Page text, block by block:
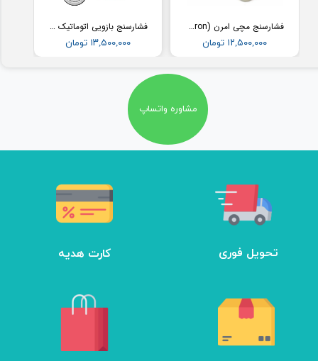
فشارسنج بازویی اتوماتیک با کاف پهن امرن (OMRON) مدل M3
۱۳,۵۰۰,۰۰۰ تومان
فشارسنج مچی امرن (Omron) مدل RS2
۱۲,۵۰۰,۰۰۰ تومان
مشاوره واتساپ
تحویل فوری کارت هدیه